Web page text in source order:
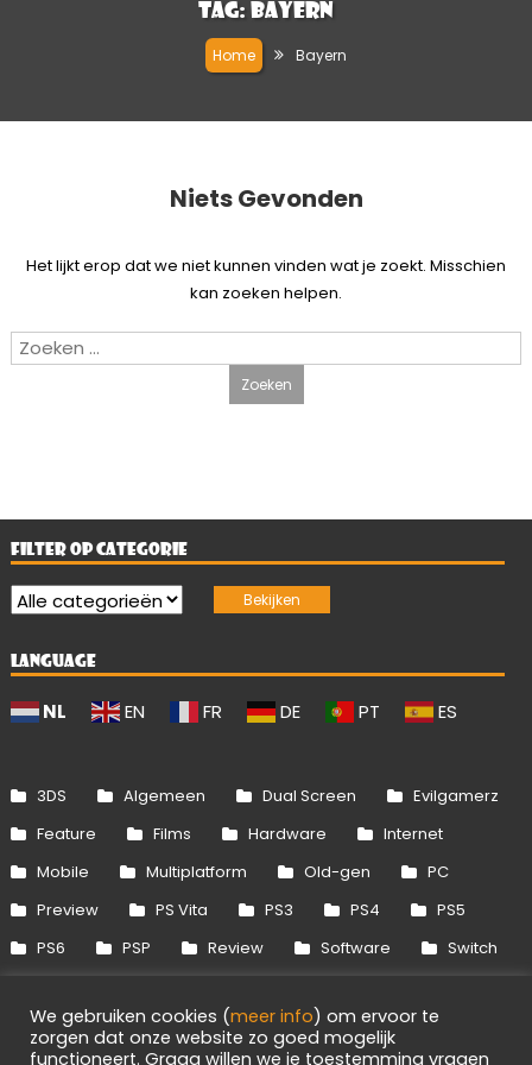
Tag: Bayern
Home Bayern
Niets Gevonden
Het lijkt erop dat we niet kunnen vinden wat je zoekt. Misschien
kan zoeken helpen.
Zoeken
FILTER OP CATEGORIE
LANGUAGE
NL EN FR DE PT ES
3DS Algemeen Dual Screen
Evilgamerz
Feature
Films Hardware
Internet
Mobile
Multiplatform Old-gen
PC
Preview
PS Vita PS3 PS4
PS5
PS6
PSP Review Software
Switch
Xbox 360
Xbox One Xbox Series
We gebruiken cookies (meer info) om ervoor te
zorgen dat onze website zo goed mogelijk
functioneert. Graag willen we je toestemming vragen